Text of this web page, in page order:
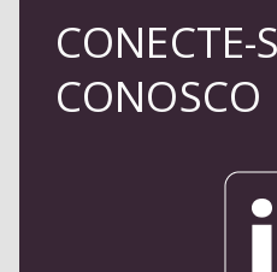
CONECTE-
CONOSCO